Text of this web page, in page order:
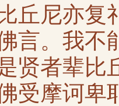
丘尼亦复
言。我不
贤者辈比
受摩诃卑